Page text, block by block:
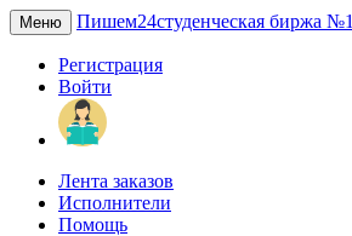
Меню Пишем24студенческая биржа №1
Регистрация
Войти
Лента заказов
Исполнители
Помощь